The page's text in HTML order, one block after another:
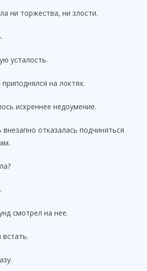
ни торжества, ни злости.
усталость.
на локтях.
искреннее недоумение.
отказалась подчиняться
смотрел на нее.